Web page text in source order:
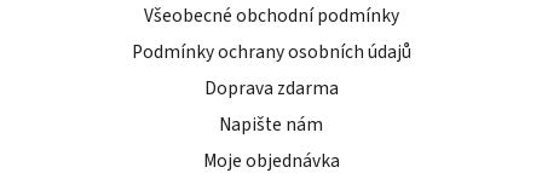
Všeobecné obchodní podmínky
Podmínky ochrany osobních údajů
Doprava zdarma
Napište nám
Moje objednávka